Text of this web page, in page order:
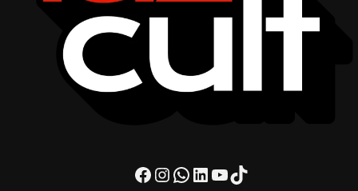
Facebook
Instagram
WhatsApp
LinkedIn
Youtube
TikTok